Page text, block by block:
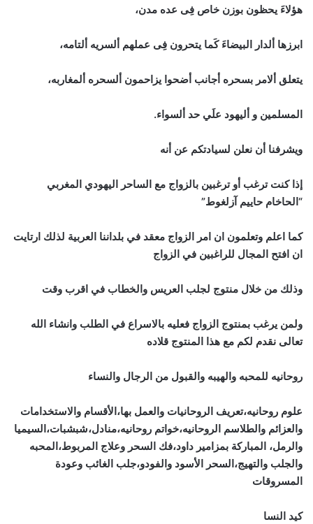
هؤلاءَ يحظون بوزن خاص فِى عده مدن،
ابرزها ألدار البيضاءَ كَما يتحرون فِى عملهم ألسريه ألتامه،
يتعلق ألامر بسحره أجانب أضحوا يزاحمون ألسحره ألمغاربه،
المسلمين و أليهود علَي حد ألسواء.
ويشرفنا أن نعلن لسيادتكم عن أنه
إذا كنت ترغب أو ترغبين بالزواج مع الساحر اليهودي المغربي
“الحاخام حاييم آزلغوط”
كما اعلم وتعلمون ان امر الزواج معقد في بلداننا العربية لذلك ارتايت
ان افتح المجال للراغبين في الزواج
وذلك من خلال منتوج لجلب العريس والخطاب في اقرب وقت
ولمن يرغب بمنتوج الزواج فعليه بالاسراع في الطلب وانشاء الله
تعالى نقدم لكم مع هذا المنتوج قلاده
روحانيه للمحبه والهيبه والقبول من الرجال والنساء
علوم روحانيه،تعريف الروحانيات والعمل بها،الأقسام والاستخدامات
والعزائم والطلاسم الروحانيه،خواتم روحانيه،منادل،شبشبات،السيميا
والرمل، المباركة بمزامير داود،فك السحر وعلاج المربوط،المحبه
والجلب والتهيج،السحر الأسود والفودو،جلب الغائب وعودة
المسروقات
كيد النسا